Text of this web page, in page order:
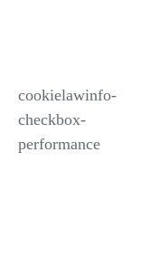
cookielawinfo-
checkbox-
performance